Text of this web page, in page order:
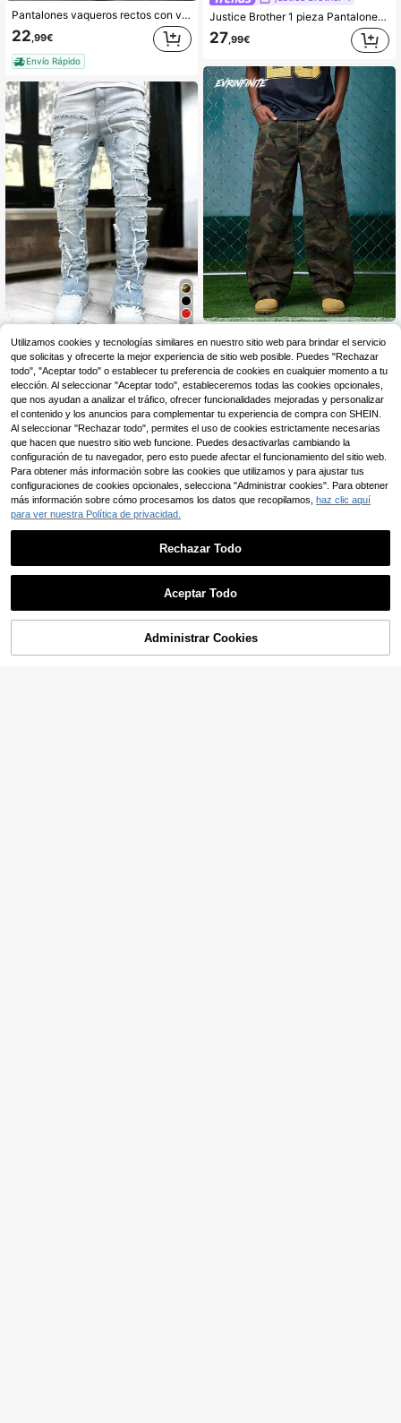
Pantalones vaqueros rectos con vuelo de diseño blanco, pantalones casuales de corte holgado para hombres
22,99€
Envío Rápido
5
Jeans ajustados desgastados y rotos para hombres
29 ,99€
Justice Brother 1 pieza Pantalones vaqueros de hombre estilo coreano minimalista casual para ir al trabajo, moda de pierna ancha suelta y larga (Cinturón/Accesorios no incluidos)
27,99€
24,28€
AÑADIR A LA BOLSA
Utilizamos cookies y tecnologías similares en nuestro sitio web para brindar el servicio
que solicitas y ofrecerte la mejor experiencia de sitio web posible. Puedes "Rechazar
todo", "Aceptar todo" o establecer tu preferencia de cookies en cualquier momento a tu
elección. Al seleccionar "Aceptar todo", estableceremos todas las cookies opcionales,
que nos ayudan a analizar el tráfico, ofrecer funcionalidades mejoradas y personalizar
el contenido y los anuncios para complementar tu experiencia de compra con SHEIN.
Al seleccionar "Rechazar todo", permites el uso de cookies estrictamente necesarias
que hacen que nuestro sitio web funcione. Puedes desactivarlas cambiando la
configuración de tu navegador, pero esto puede afectar el funcionamiento del sitio web.
Para obtener más información sobre las cookies que utilizamos y para ajustar tus
configuraciones de cookies opcionales, selecciona "Administrar cookies". Para obtener
más información sobre cómo procesamos los datos que recopilamos, haz clic aquí
para ver nuestra Política de privacidad.
Rechazar Todo
Aceptar Todo
Administrar Cookies